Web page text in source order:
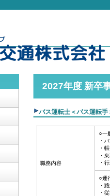
2027年度 新卒
バス運転士＜バス運転手
職務内容
○一
・
・
・
・
○運
・
・